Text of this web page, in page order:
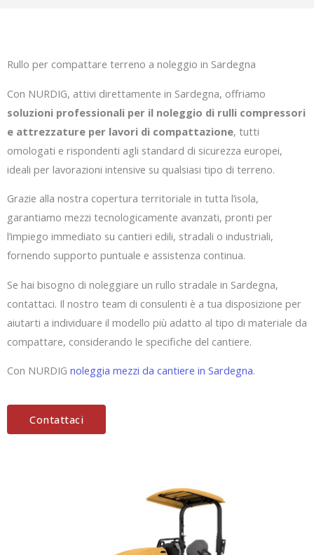
Rullo per compattare terreno a noleggio in Sardegna
Con NURDIG, attivi direttamente in Sardegna, offriamo
soluzioni professionali per il noleggio di rulli compressori
e attrezzature per lavori di compattazione, tutti
omologati e rispondenti agli standard di sicurezza europei,
ideali per lavorazioni intensive su qualsiasi tipo di terreno.
Grazie alla nostra copertura territoriale in tutta l’isola,
garantiamo mezzi tecnologicamente avanzati, pronti per
l’impiego immediato su cantieri edili, stradali o industriali,
fornendo supporto puntuale e assistenza continua.
Se hai bisogno di noleggiare un rullo stradale in Sardegna,
contattaci. Il nostro team di consulenti è a tua disposizione per
aiutarti a individuare il modello più adatto al tipo di materiale da
compattare, considerando le specifiche del cantiere.
Con NURDIG noleggia mezzi da cantiere in Sardegna.
Contattaci